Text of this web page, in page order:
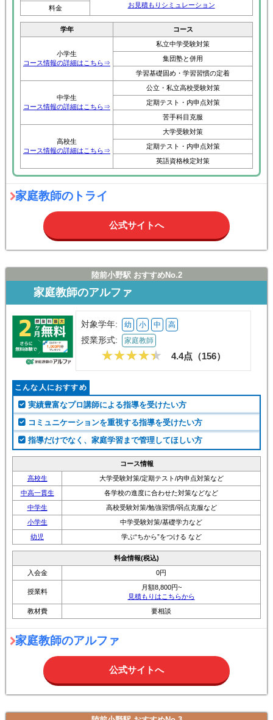
お見積もりシミュレーション
料金
学年 コース
小学生
コース情報の詳細はこちら⇒
私立中学受験対策
集団塾と併用
学習基礎固め・学習習慣の定着
中学生
コース情報の詳細はこちら⇒
公立・私立高校受験対策
定期テスト・内申点対策
苦手科目克服
高校生
コース情報の詳細はこちら⇒
大学受験対策
定期テスト・内申点対策
英語資格検定対策
家庭教師のトライ
公式サイトへ
陸前小野駅 おすすめNo.2
家庭教師のアルファ
対象学年: 幼 小 中 高
授業形式: 家庭教師
4.4点（156）
こんな人におすすめ
実績豊富なプロ講師による指導を受けたい方
コミュニケーションを重視する指導を受けたい方
指導だけでなく、家庭学習まで管理してほしい方
コース情報
高校生
大学受験対策/定期テスト/内申点対策など
中高一貫生
各学校の進度に合わせた対策などなど
中学生
高校受験対策/勉強習慣/弱点克服など
小学生
中学受験対策/基礎学力など
幼児
学ぶ“ちから”をつける など
料金情報(税込)
入会金
0円
授業料
月額8,800円~
見積もりはこちらから
教材費
要相談
家庭教師のアルファ
公式サイトへ